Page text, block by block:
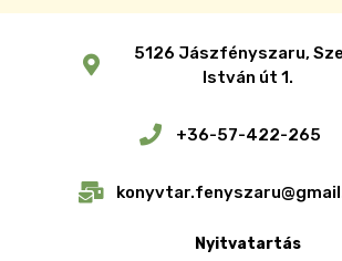
5126 Jászfényszaru,
István út 1.
+36-57-422-265
Nyitvatartás